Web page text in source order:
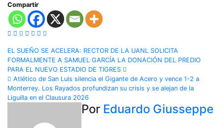
Compartir
Navegación
de
entradas
EL SUEÑO SE ACELERA: RECTOR DE LA UANL SOLICITA
FORMALMENTE A SAMUEL GARCÍA LA DONACIÓN DEL PREDIO
PARA EL NUEVO ESTADIO DE TIGRES
Atlético de San Luis silencia el Gigante de Acero y vence 1-2 a
Monterrey. Los Rayados profundizan su crisis y se alejan de la
Liguilla en el Clausura 2026
Por Eduardo Giusseppe